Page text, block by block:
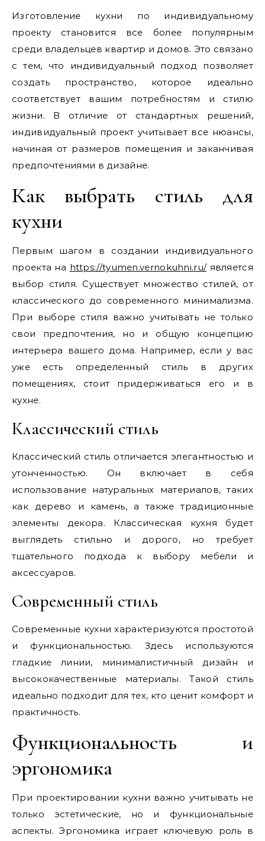
Изготовление кухни по индивидуальному
проекту становится все более популярным
среди владельцев квартир и домов. Это связано
с тем, что индивидуальный подход позволяет
создать пространство, которое идеально
соответствует вашим потребностям и стилю
жизни. В отличие от стандартных решений,
индивидуальный проект учитывает все нюансы,
начиная от размеров помещения и заканчивая
предпочтениями в дизайне.
Как выбрать стиль для
кухни
Первым шагом в создании индивидуального
проекта на https://tyumen.vernokuhni.ru/является
выбор стиля. Существует множество стилей, от
классического до современного минимализма.
При выборе стиля важно учитывать не только
свои предпочтения, но и общую концепцию
интерьера вашего дома. Например, если у вас
уже есть определенный стиль в других
помещениях, стоит придерживаться его и в
кухне.
Классический стиль
Классический стиль отличается элегантностью и
утонченностью. Он включает в себя
использование натуральных материалов, таких
как дерево и камень, а также традиционные
элементы декора. Классическая кухня будет
выглядеть стильно и дорого, но требует
тщательного подхода к выбору мебели и
аксессуаров.
Современный стиль
Современные кухни характеризуются простотой
и функциональностью. Здесь используются
гладкие линии, минималистичный дизайн и
высококачественные материалы. Такой стиль
идеально подходит для тех, кто ценит комфорт и
практичность.
Функциональность и
эргономика
При проектировании кухни важно учитывать не
только эстетические, но и функциональные
аспекты. Эргономика играет ключевую роль в